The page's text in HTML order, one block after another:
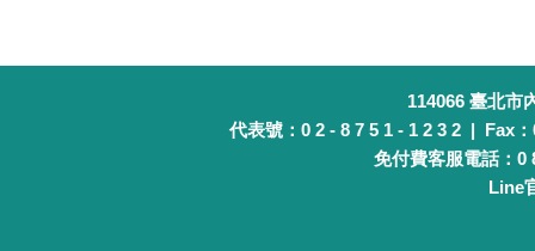
114066 臺北市
代表號：0 2 - 8 7 5 1 - 1 2 3 2 | Fax
免付費客服電話：0
Line